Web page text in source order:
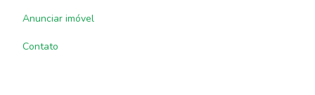
Anunciar imóvel
Contato